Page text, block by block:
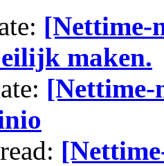
[Nettime-
maken.
[Nettime-